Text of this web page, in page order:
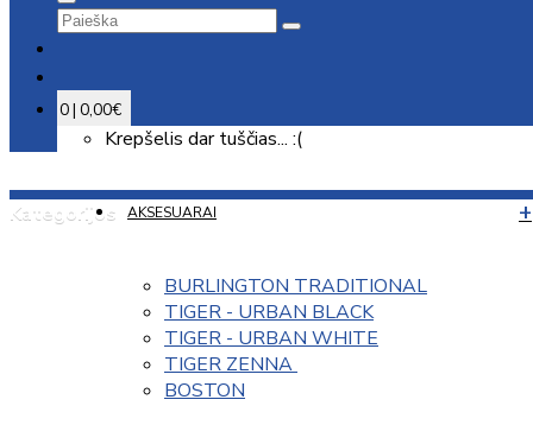
0 | 0,00€
Krepšelis dar tuščias... :(
Kategorijos AKSESUARAI
BURLINGTON TRADITIONAL
TIGER - URBAN BLACK
TIGER - URBAN WHITE
TIGER ZENNA
BOSTON